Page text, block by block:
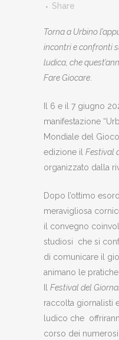
Share
Torna a Urbino
incontri e confronti
ludica, che
Fare Giocare
Il 6 e il 7 giugno
manifestazione
Mondiale del
edizione il Festival
organizzato dalla
Dopo l’ottimo
meravigliosa
il convegno
studiosi che si
di comunicare il
animano le
Festival del
raccolta giornalisti
ludico che
corso dei